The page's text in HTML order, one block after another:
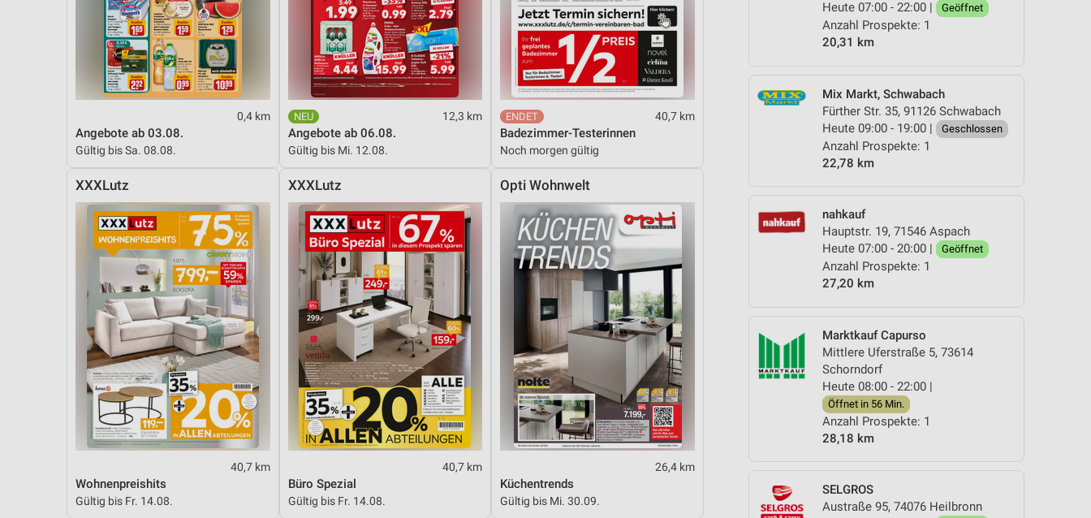
Heute 07:00 - 22:00 |
Geöffnet
Anzahl Prospekte: 1
20,31 km
Mix Markt, Schwabach
Fürther Str. 35, 91126 Schwabach
Heute 09:00 - 19:00 |
Geschlossen
Anzahl Prospekte: 1
22,78 km
nahkauf
Hauptstr. 19, 71546 Aspach
Heute 07:00 - 20:00 |
Geöffnet
Anzahl Prospekte: 1
27,20 km
Marktkauf Capurso
Mittlere Uferstraße 5, 73614
Schorndorf
Heute 08:00 - 22:00 |
Öffnet in 56 Min.
Anzahl Prospekte: 1
28,18 km
SELGROS
Austraße 95, 74076 Heilbronn
0,4 km
Angebote ab 03.08.
Gültig bis Sa. 08.08.
12,3 km
Angebote ab 06.08.
Gültig bis Mi. 12.08.
40,7 km
Badezimmer-Testerinnen
Noch morgen gültig
XXXLutz
40,7 km
Wohnenpreishits
Gültig bis Fr. 14.08.
XXXLutz
40,7 km
Büro Spezial
Gültig bis Fr. 14.08.
Opti Wohnwelt
26,4 km
Küchentrends
Gültig bis Mi. 30.09.
Nicht-IAB-Verarbeitungszwecke: